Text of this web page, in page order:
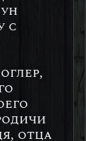
с
отца